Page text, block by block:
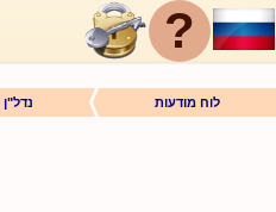
?
לוח מודעות נדל"ן